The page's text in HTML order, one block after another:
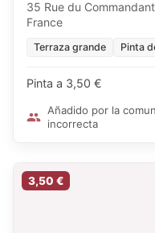
35 Rue du
France
Terraza grande Pinta
Pinta a 3,50 €
Añadido por la
incorrecta
3,50 €